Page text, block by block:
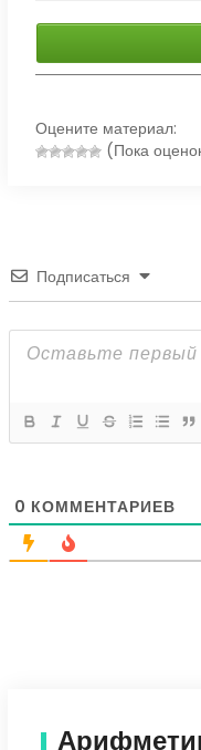
Оцените материал:
(Пока
Подписаться
0 КОММЕНТАРИЕВ